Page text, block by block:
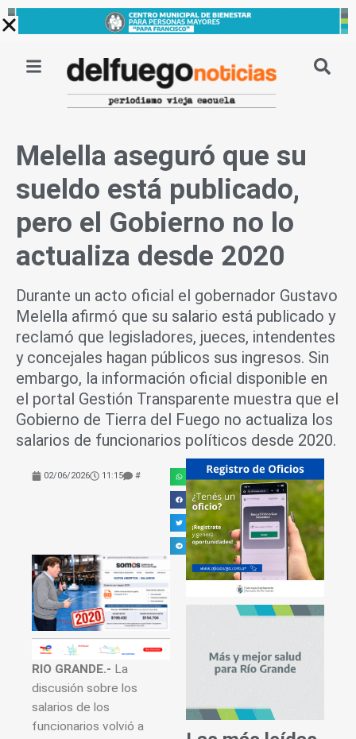
Ir
al
Melella aseguró que su
sueldo está publicado,
pero el Gobierno no lo
actualiza desde 2020
Durante un acto oficial el gobernador Gustavo
Melella afirmó que su salario está publicado y
reclamó que legisladores, jueces, intendentes
y concejales hagan públicos sus ingresos. Sin
embargo, la información oficial disponible en
el portal Gestión Transparente muestra que el
Gobierno de Tierra del Fuego no actualiza los
salarios de funcionarios políticos desde 2020.
02/06/2026 11:15 #
RIO GRANDE.- La
discusión sobre los
salarios de los
funcionarios volvió a